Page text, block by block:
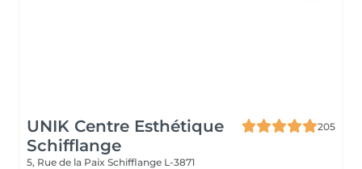
UNIK Centre Esthétique
Schifflange
205
5, Rue de la Paix Schifflange L-3871